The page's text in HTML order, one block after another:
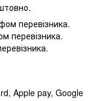
перевізника.
перевізника.
Apple pay, Google